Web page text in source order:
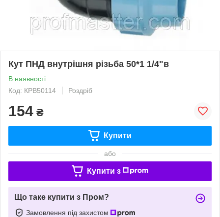
Кут ПНД внутрішня різьба 50*1 1/4"в
В наявності
Код: КРВ50114
Роздріб
154 ₴
Купити
або
Купити з
Що таке купити з Пром?
Замовлення під захистом